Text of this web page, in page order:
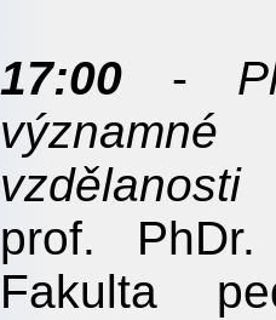
17:00 -
vzdělanosti
prof.
Fakulta